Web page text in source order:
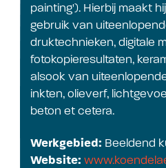
painting'). Hierbij maakt
gebruik van
druktechnieken, digitale
fotokopieresultaten,
alsook van
inkten, olieverf,
beton et cetera.
Werkgebied: Beeldend
Website: